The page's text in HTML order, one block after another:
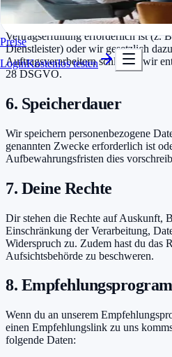
In Minuten startklar
Kostenlos testen
Preise
LoginKostenlos testen
Eine Weitergabe deiner Daten
Vertragserfüllung erforderlich ist (z.
Dienstleister) oder wir gesetzlich
Auftragsverarbeitern schließen wir
28 DSGVO.
6. Speicherdauer
Wir speichern personenbezogene
genannten Zwecke erforderlich ist
Aufbewahrungsfristen dies
7. Deine Rechte
Dir stehen die Rechte auf Auskunft,
Einschränkung der Verarbeitung,
Widerspruch zu. Zudem hast du das
Aufsichtsbehörde zu beschweren.
8.
Wenn du an unserem
einen Empfehlungslink zu uns
folgende Daten: